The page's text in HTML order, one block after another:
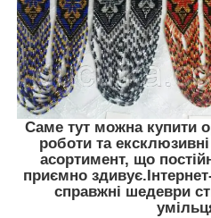
Саме тут можна купити
роботи та
асортимент, що
приємно здивує.
справжні шедеври